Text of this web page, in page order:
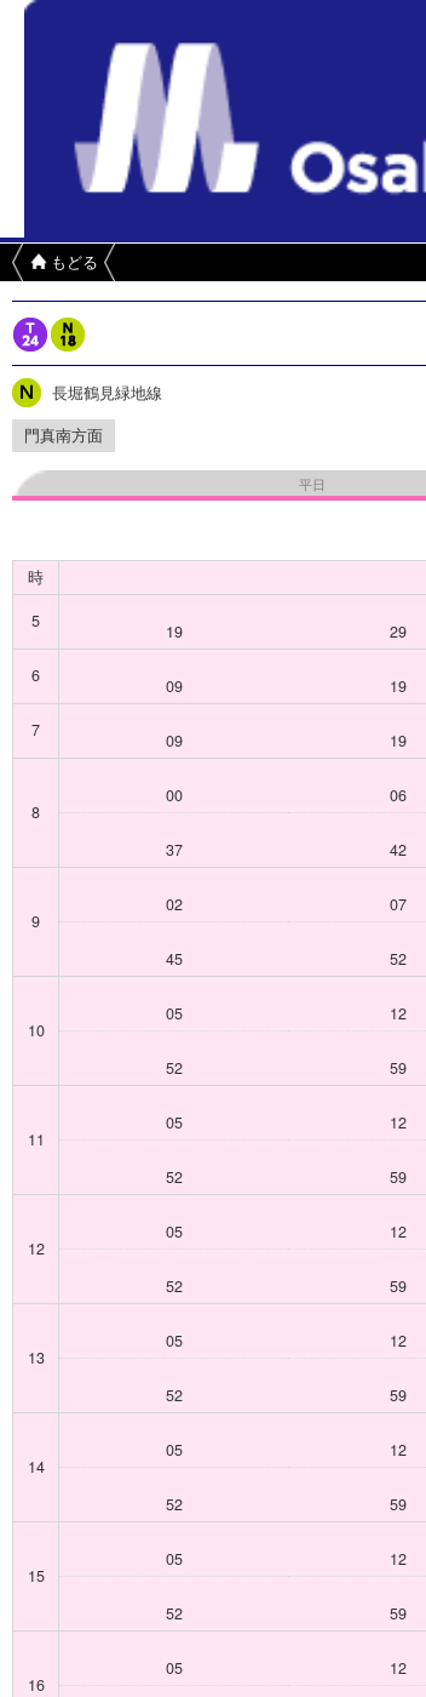
もどる
長堀鶴見緑地線
門真南方面
平日
時
5
19 29
6
09 19
7
09 19
8
00 06
37 42
9
02 07
45 52
10
05 12
52 59
11
05 12
52 59
12
05 12
52 59
13
05 12
52 59
14
05 12
52 59
15
05 12
52 59
16
05 12